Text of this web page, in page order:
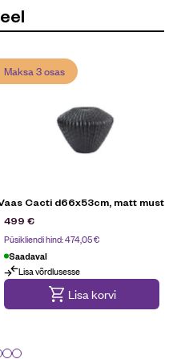
Maksa 3 osas
Cacti d66x53cm, matt must
499 €
Püsikliendi hind:474,05€
Saadaval
Maksa 3 osas
Lisa võrdlusesse
Lisa korvi